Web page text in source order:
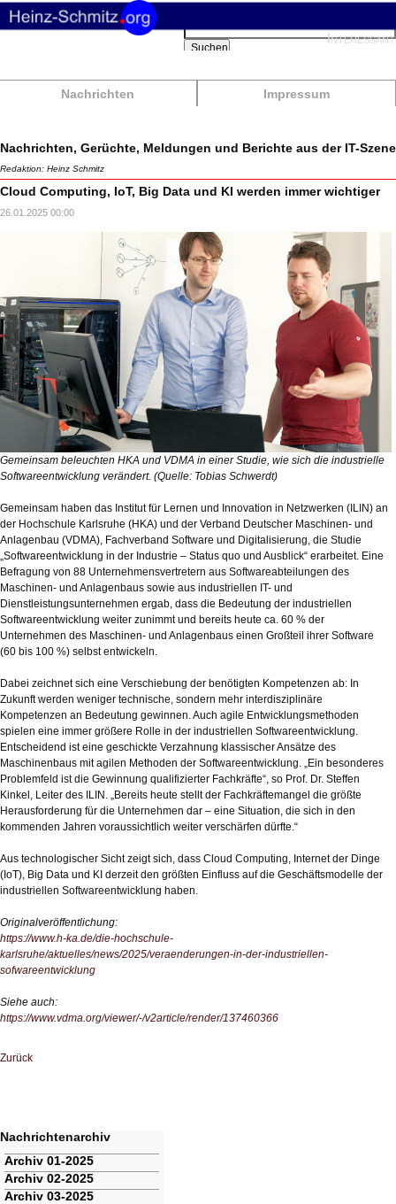
Nachrichten Impressum
Suchbegriffe
Suchen
Nachrichten, Gerüchte, Meldungen und Berichte aus der IT-Szene
Redaktion: Heinz Schmitz
Cloud Computing, IoT, Big Data und KI werden immer wichtiger
26.01.2025 00:00
Gemeinsam beleuchten HKA und VDMA in einer Studie, wie sich die industrielle
Softwareentwicklung verändert. (Quelle: Tobias Schwerdt)
Gemeinsam haben das Institut für Lernen und Innovation in Netzwerken (ILIN) an
der Hochschule Karlsruhe (HKA) und der Verband Deutscher Maschinen- und
Anlagenbau (VDMA), Fachverband Software und Digitalisierung, die Studie
„Softwareentwicklung in der Industrie – Status quo und Ausblick“ erarbeitet. Eine
Befragung von 88 Unternehmensvertretern aus Softwareabteilungen des
Maschinen- und Anlagenbaus sowie aus industriellen IT- und
Dienstleistungsunternehmen ergab, dass die Bedeutung der industriellen
Softwareentwicklung weiter zunimmt und bereits heute ca. 60 % der
Unternehmen des Maschinen- und Anlagenbaus einen Großteil ihrer Software
(60 bis 100 %) selbst entwickeln.
Dabei zeichnet sich eine Verschiebung der benötigten Kompetenzen ab: In
Zukunft werden weniger technische, sondern mehr interdisziplinäre
Kompetenzen an Bedeutung gewinnen. Auch agile Entwicklungsmethoden
spielen eine immer größere Rolle in der industriellen Softwareentwicklung.
Entscheidend ist eine geschickte Verzahnung klassischer Ansätze des
Maschinenbaus mit agilen Methoden der Softwareentwicklung. „Ein besonderes
Problemfeld ist die Gewinnung qualifizierter Fachkräfte“, so Prof. Dr. Steffen
Kinkel, Leiter des ILIN. „Bereits heute stellt der Fachkräftemangel die größte
Herausforderung für die Unternehmen dar – eine Situation, die sich in den
kommenden Jahren voraussichtlich weiter verschärfen dürfte.“
Aus technologischer Sicht zeigt sich, dass Cloud Computing, Internet der Dinge
(IoT), Big Data und KI derzeit den größten Einfluss auf die Geschäftsmodelle der
industriellen Softwareentwicklung haben.
Originalveröffentlichung:
https://www.h-ka.de/die-hochschule-
karlsruhe/aktuelles/news/2025/veraenderungen-in-der-industriellen-
sofwareentwicklung
Siehe auch:
https://www.vdma.org/viewer/-/v2article/render/137460366
Zurück
Nachrichtenarchiv
Navigation
überspringen
Archiv 01-2025
Archiv 02-2025
Archiv 03-2025